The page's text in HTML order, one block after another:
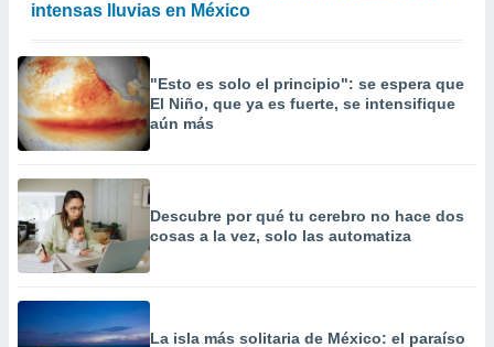
intensas lluvias en México
"Esto es solo el principio": se espera que
El Niño, que ya es fuerte, se intensifique
aún más
Descubre por qué tu cerebro no hace dos
cosas a la vez, solo las automatiza
La isla más solitaria de México: el paraíso